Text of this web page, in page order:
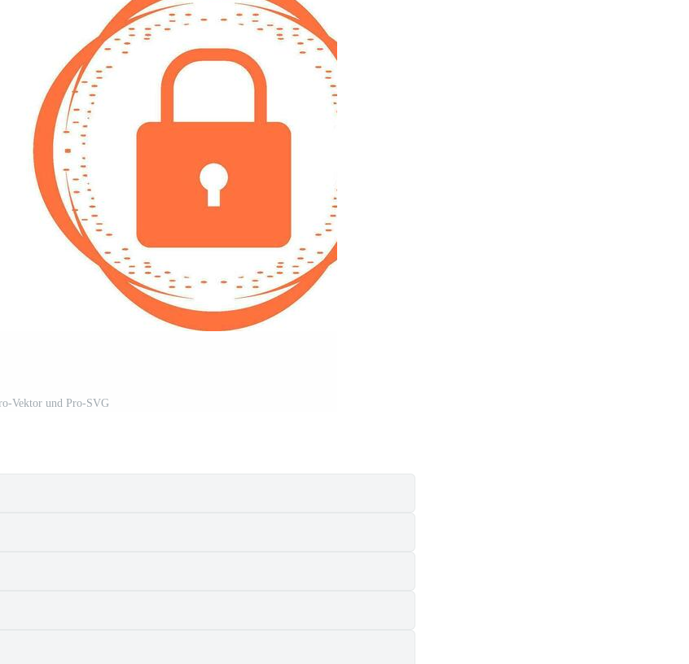
Vektor und Pro-SVG